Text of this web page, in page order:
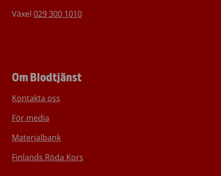
Växel 029 300 1010
Om Blodtjänst
Kontakta oss
För media
Materialbank
Finlands Röda Kors